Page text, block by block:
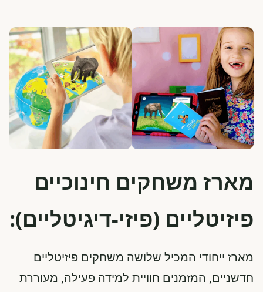
מארז משחקים חינוכיים
פיזיטליים (פיזי-דיגיטליים):
מארז ייחודי המכיל שלושה משחקים פיזיטליים
חדשניים, המזמנים חוויית למידה פעילה, מעוררת